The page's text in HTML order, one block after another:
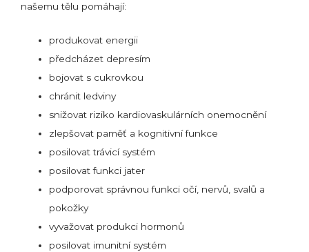
našemu tělu pomáhají:
produkovat energii
předcházet depresím
bojovat s cukrovkou
chránit ledviny
snižovat riziko kardiovaskulárních onemocnění
zlepšovat paměť a kognitivní funkce
posilovat trávicí systém
posilovat funkci jater
podporovat správnou funkci očí, nervů, svalů a
pokožky
vyvažovat produkci hormonů
posilovat imunitní systém